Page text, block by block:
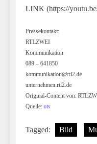
LINK (https://
Pressekontakt:
RTLZWEI
Kommunikation
089 – 641850
kommunikation@rtl2.de
unternehmen.rtl2.de
Original-Content von:
Quelle: ots
Tagged: Bild